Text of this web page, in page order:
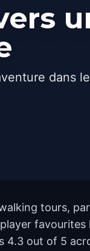
dans
tours,
favourites
4.3 out of 5